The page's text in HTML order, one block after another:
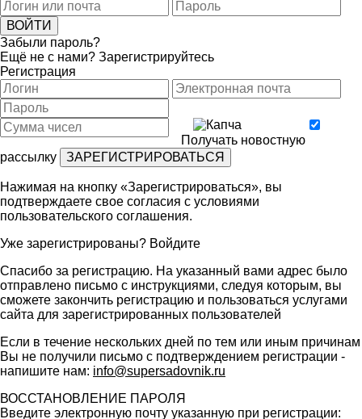
Забыли пароль?
Ещё не с нами? Зарегистрируйтесь
Регистрация
Получать новостную
рассылку
Нажимая на кнопку «Зарегистрироваться», вы
подтверждаете свое согласия с условиями
пользовательского соглашения.
Уже зарегистрированы? Войдите
Спасибо за регистрацию. На указанный вами адрес было
отправлено письмо с инструкциями, следуя которым, вы
сможете закончить регистрацию и пользоваться услугами
сайта для зарегистрированных пользователей
Если в течение нескольких дней по тем или иным причинам
Вы не получили письмо с подтверждением регистрации -
напишите нам: info@supersadovnik.ru
ВОССТАНОВЛЕНИЕ ПАРОЛЯ
Введите электронную почту указанную при регистрации: